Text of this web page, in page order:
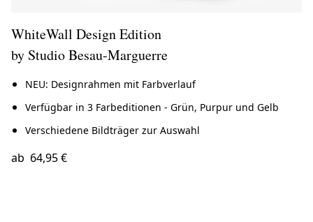
WhiteWall Design Edition
by Studio Besau-Marguerre
NEU: Designrahmen mit Farbverlauf
Verfügbar in 3 Farbeditionen - Grün, Purpur und Gelb
Verschiedene Bildträger zur Auswahl
ab 64,95 €